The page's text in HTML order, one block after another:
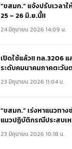
“ขสมก.” แจ้งปรับเวลา
25 – 26 มิ.ย.นี้!!
24 มิถุนายน 2026 14:09 น.
เปิดใช้แล้ว!! ทล.3206 แ
ระดับคมนาคมภาคตะวัน
23 มิถุนายน 2026 11:04 น.
“ขสมก.” เร่งหาแนวทา
แนวปฏิบัติกรณีประสบเ
23 มิถุนายน 2026 10:18 น.